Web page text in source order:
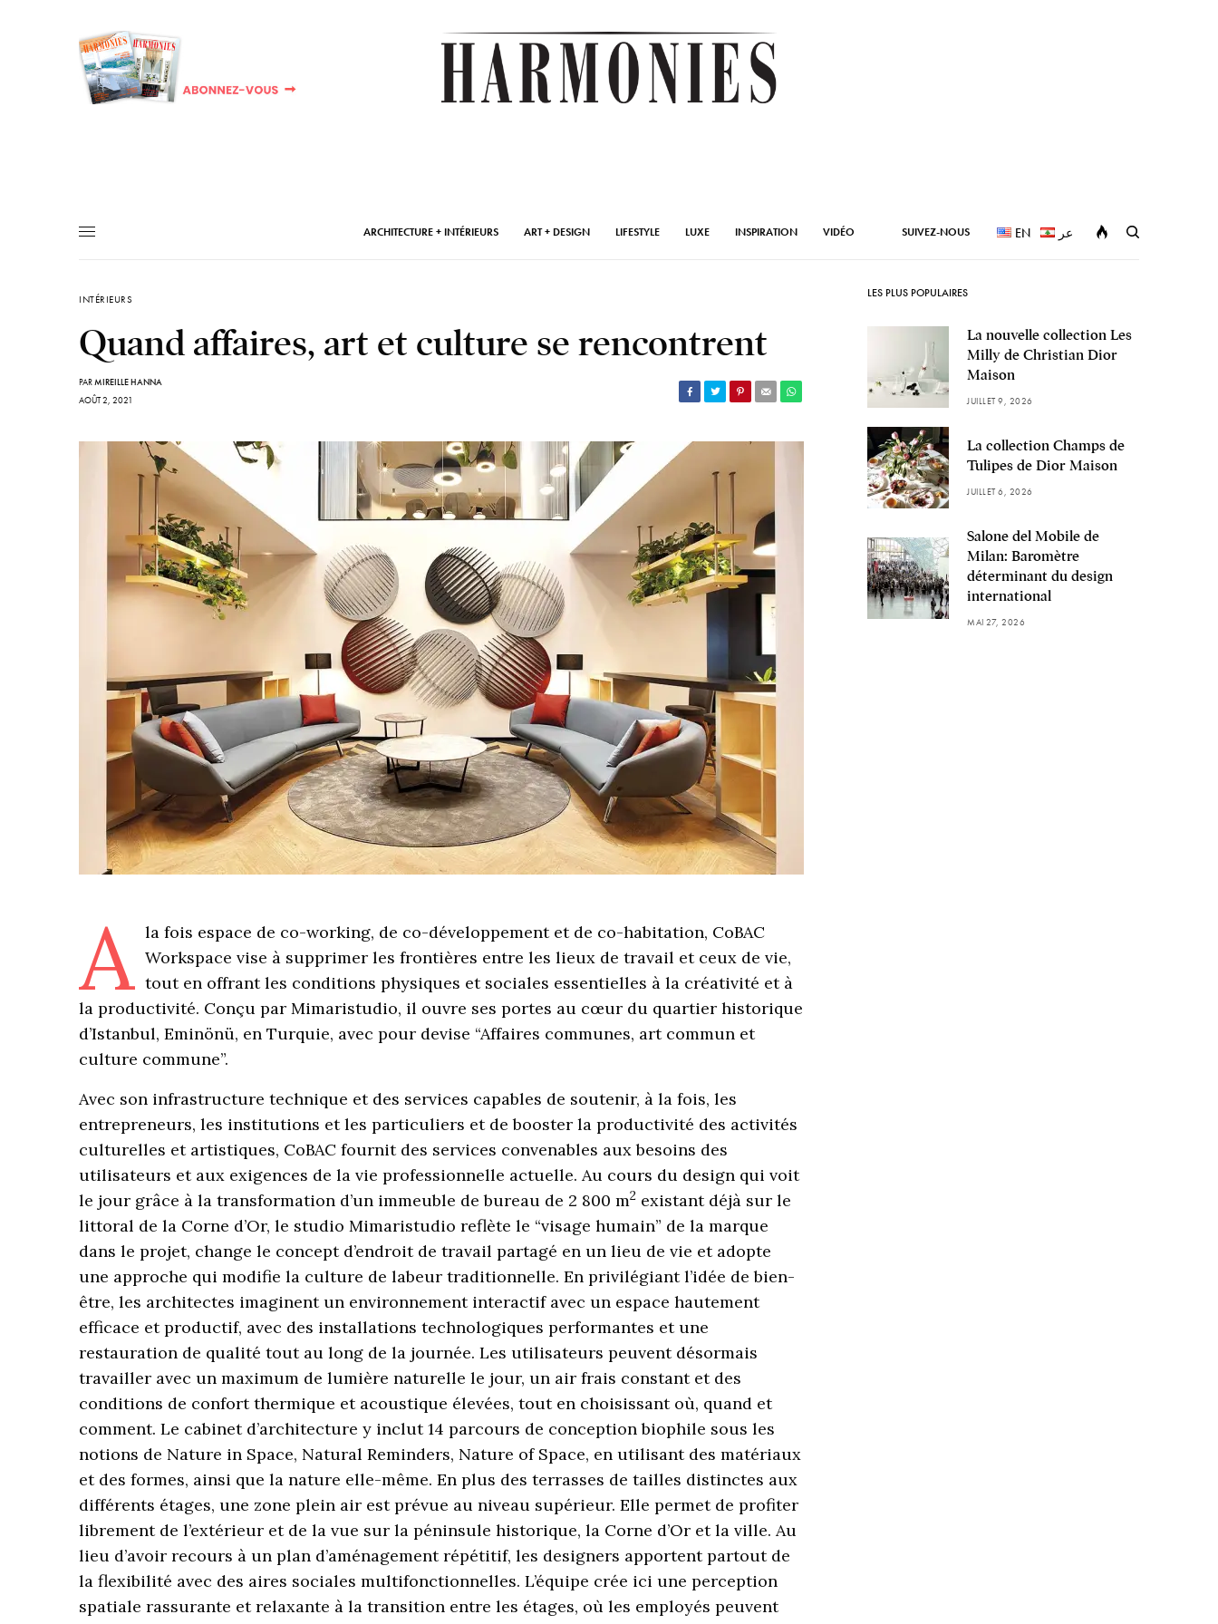
ARCHITECTURE + INTÉRIEURS ART + DESIGN LIFESTYLE LUXE INSPIRATION VIDÉO SUIVEZ-NOUS EN عر
INTÉRIEURS
Quand affaires, art et culture se rencontrent
PARMIREILLE HANNA
AOÛT 2, 2021
A la fois espace de co-working, de co-développement et de co-habitation, CoBAC
Workspace vise à supprimer les frontières entre les lieux de travail et ceux de vie,
tout en offrant les conditions physiques et sociales essentielles à la créativité et à
la productivité. Conçu par Mimaristudio, il ouvre ses portes au cœur du quartier historique
d’Istanbul, Eminönü, en Turquie, avec pour devise “Affaires communes, art commun et
culture commune”.
Avec son infrastructure technique et des services capables de soutenir, à la fois, les
entrepreneurs, les institutions et les particuliers et de booster la productivité des activités
culturelles et artistiques, CoBAC fournit des services convenables aux besoins des
utilisateurs et aux exigences de la vie professionnelle actuelle. Au cours du design qui voit
le jour grâce à la transformation d’un immeuble de bureau de 2 800 m2 existant déjà sur le
littoral de la Corne d’Or, le studio Mimaristudio reflète le “visage humain” de la marque
dans le projet, change le concept d’endroit de travail partagé en un lieu de vie et adopte
une approche qui modifie la culture de labeur traditionnelle. En privilégiant l’idée de bien-
être, les architectes imaginent un environnement interactif avec un espace hautement
efficace et productif, avec des installations technologiques performantes et une
restauration de qualité tout au long de la journée. Les utilisateurs peuvent désormais
travailler avec un maximum de lumière naturelle le jour, un air frais constant et des
conditions de confort thermique et acoustique élevées, tout en choisissant où, quand et
comment. Le cabinet d’architecture y inclut 14 parcours de conception biophile sous les
notions de Nature in Space, Natural Reminders, Nature of Space, en utilisant des matériaux
et des formes, ainsi que la nature elle-même. En plus des terrasses de tailles distinctes aux
différents étages, une zone plein air est prévue au niveau supérieur. Elle permet de profiter
librement de l’extérieur et de la vue sur la péninsule historique, la Corne d’Or et la ville. Au
lieu d’avoir recours à un plan d’aménagement répétitif, les designers apportent partout de
la flexibilité avec des aires sociales multifonctionnelles. L’équipe crée ici une perception
spatiale rassurante et relaxante à la transition entre les étages, où les employés peuvent
LES PLUS POPULAIRES
La nouvelle collection Les
Milly de Christian Dior
Maison
JUILLET 9, 2026
La collection Champs de
Tulipes de Dior Maison
JUILLET 6, 2026
Salone del Mobile de
Milan: Baromètre
déterminant du design
international
MAI 27, 2026